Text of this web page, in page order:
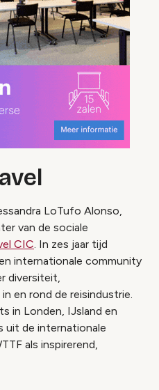
LoTufo Alonso,
van de sociale
CIC. In zes jaar tijd
internationale community
diversiteit,
en rond de reisindustrie.
in Londen, IJsland en
uit de internationale
als inspirerend,